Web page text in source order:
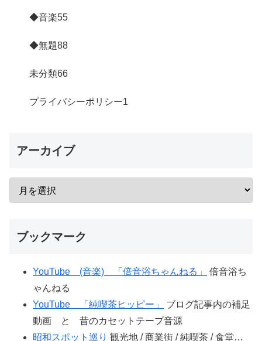
◆音楽55
◆無題88
未分類66
プライバシーポリシー1
アーカイブ
ブックマーク
YouTube (音楽) 「倍音浴ちゃんねる」
倍音浴ち
ゃんねる
YouTube 「純喫茶ヒッピー」
ブログ記事内の補足
動画 と 昔のカセットテープ音源
昭和スポット巡り 観光地 / 商業街 / 純喫茶 / 食堂…